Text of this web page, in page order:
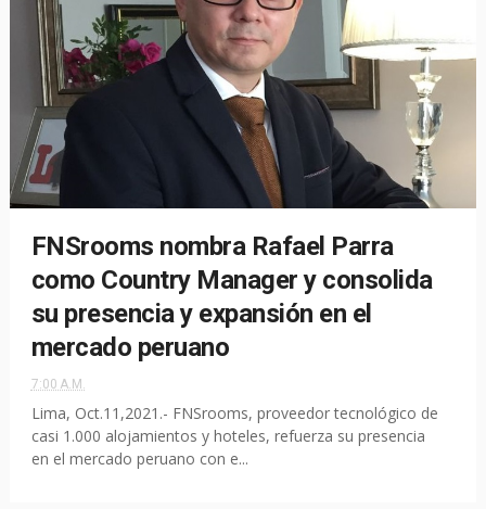
FNSrooms nombra Rafael Parra
como Country Manager y consolida
su presencia y expansión en el
mercado peruano
7:00 A.M.
Lima, Oct.11,2021.- FNSrooms, proveedor tecnológico de
casi 1.000 alojamientos y hoteles, refuerza su presencia
en el mercado peruano con e...